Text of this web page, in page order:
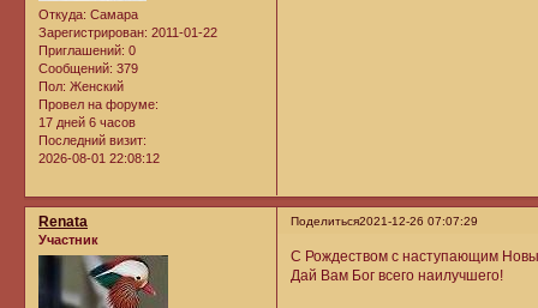
Откуда: Самара
Зарегистрирован: 2011-01-22
Приглашений: 0
Сообщений: 379
Пол: Женский
Провел на форуме:
17 дней 6 часов
Последний визит:
2026-08-01 22:08:12
Поделиться2021-12-26 07:07:29
Renata
Участник
С Рождеством с наступающим
Дай Вам Бог всего наилучшего!